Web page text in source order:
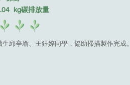
kg碳排放量
生邱亭瑜、王鈺婷同學，協助掃描製作完成。